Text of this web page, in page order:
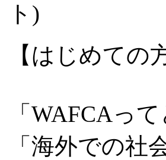
ト )
【はじめての
「WAFCAっ
「海外での社